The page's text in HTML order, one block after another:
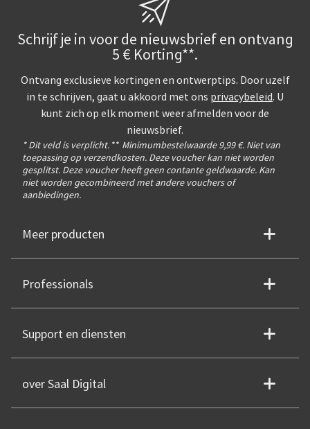
Schrijf je in voor de nieuwsbrief en ontvang
5 € Korting**.
Ontvang exclusieve kortingen en ontwerptips. Door uzelf
in te schrijven, gaat u akkoord met ons privacybeleid. U
kunt zich op elk moment weer afmelden voor de
nieuwsbrief.
* Dit veld is verplicht. ** Minimumbestelwaarde 9,99 €. Niet van
toepassing op verzendkosten. Deze voucher kan niet worden
gesplitst. Deze voucher heeft geen contante geldwaarde. Kan
niet worden gecombineerd met andere vouchers of
aanbiedingen.
Meer producten
Professionals
Support en diensten
over Saal Digital